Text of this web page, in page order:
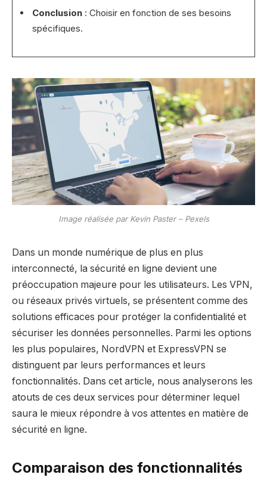
Conclusion: Choisir en fonction de ses besoins
spécifiques.
Image réalisée par Kevin Paster – Pexels
Dans un monde numérique de plus en plus
interconnecté, la sécurité en ligne devient une
préoccupation majeure pour les utilisateurs. Les VPN,
ou réseaux privés virtuels, se présentent comme des
solutions efficaces pour protéger la confidentialité et
sécuriser les données personnelles. Parmi les options
les plus populaires, NordVPN et ExpressVPN se
distinguent par leurs performances et leurs
fonctionnalités. Dans cet article, nous analyserons les
atouts de ces deux services pour déterminer lequel
saura le mieux répondre à vos attentes en matière de
sécurité en ligne.
Comparaison des fonctionnalités